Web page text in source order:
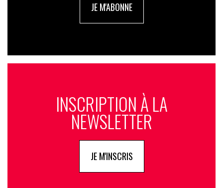
JE M'ABONNE
INSCRIPTION À LA
NEWSLETTER
JE M'INSCRIS